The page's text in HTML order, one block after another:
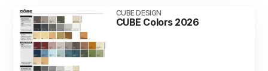
CUBE DESIGN
CUBE Colors 2026